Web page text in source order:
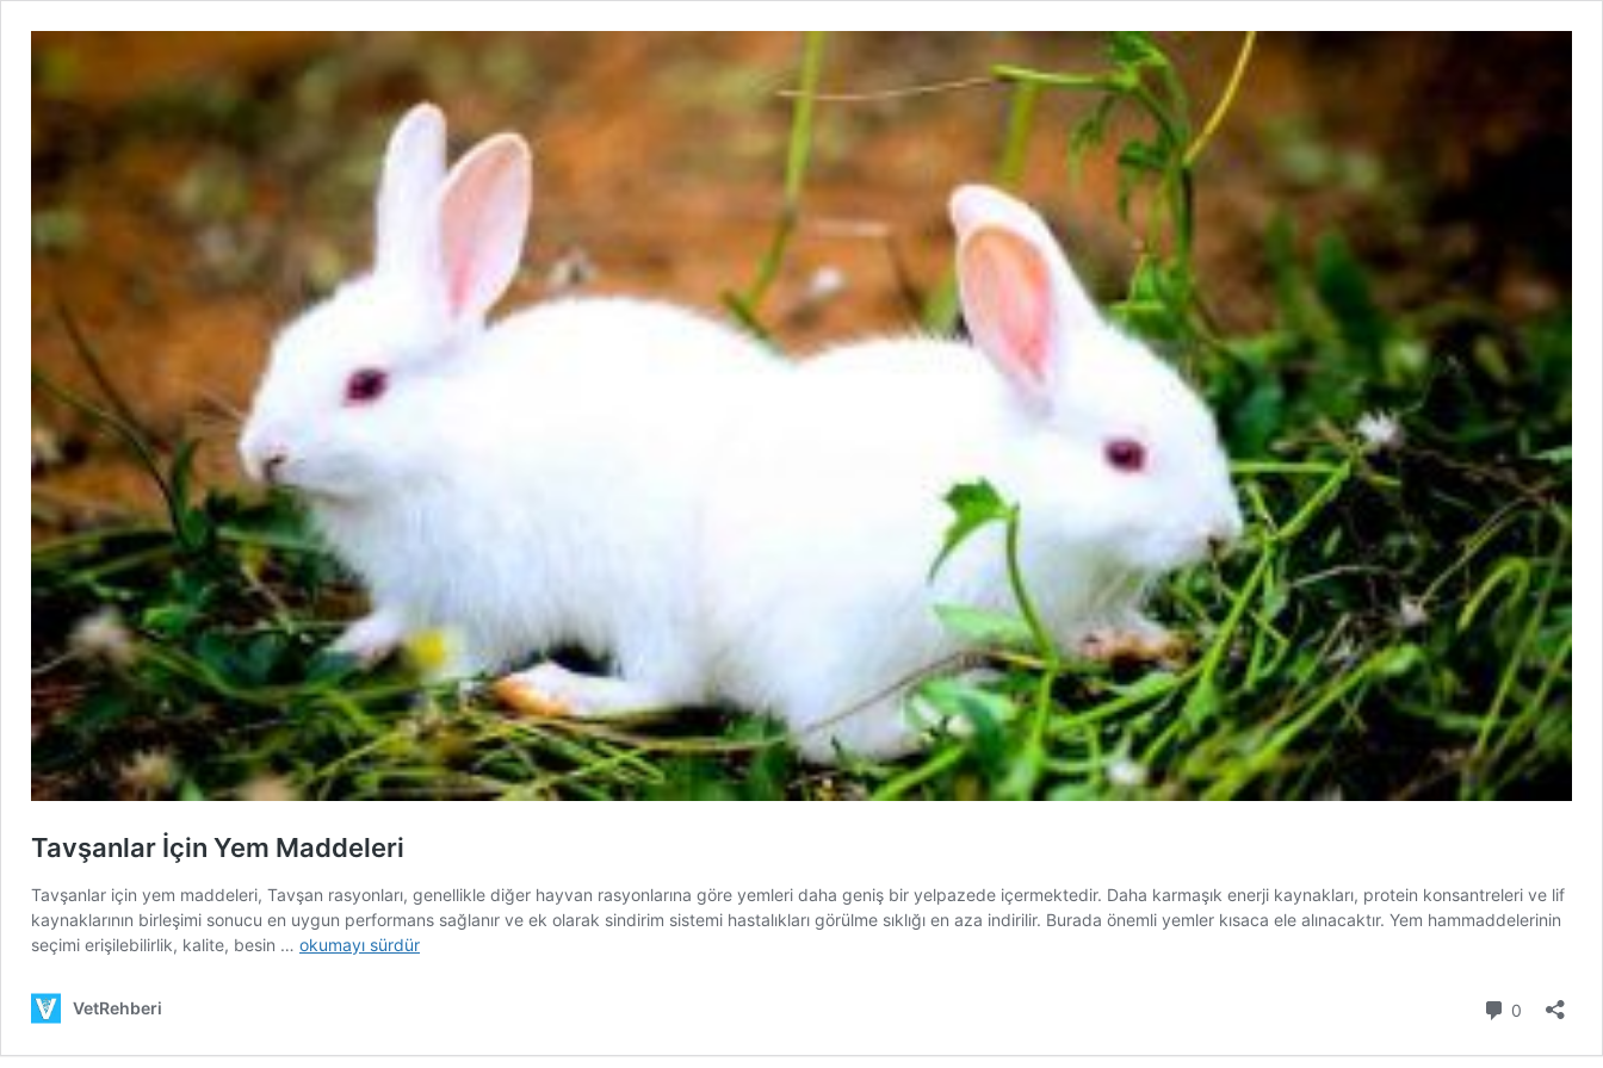
Tavşanlar İçin Yem Maddeleri
Tavşanlar için yem maddeleri, Tavşan rasyonları, genellikle diğer hayvan rasyonlarına göre yemleri daha geniş bir yelpazede içermektedir. Daha karmaşık enerji kaynakları, protein konsantreleri ve lif
kaynaklarının birleşimi sonucu en uygun performans sağlanır ve ek olarak sindirim sistemi hastalıkları görülme sıklığı en aza indirilir. Burada önemli yemler kısaca ele alınacaktır. Yem hammaddelerinin
seçimi erişilebilirlik, kalite, besin … Tavşanlar
okumayı sürdür
VetRehberi 0 Yorum